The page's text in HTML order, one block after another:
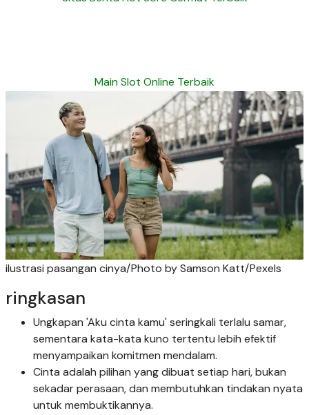
Main Slot Online Terbaik
ilustrasi pasangan cinya/Photo by Samson Katt/Pexels
ringkasan
Ungkapan 'Aku cinta kamu' seringkali terlalu samar,
sementara kata-kata kuno tertentu lebih efektif
menyampaikan komitmen mendalam.
Cinta adalah pilihan yang dibuat setiap hari, bukan
sekadar perasaan, dan membutuhkan tindakan nyata
untuk membuktikannya.